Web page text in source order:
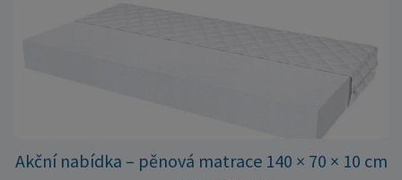
množství kusů, proto můžeme objednávky rychle expedovat.
Vyberte si vhodný rozměr a dopřejte své matraci kvalitní
podklad za výhodnou cenu.
Akční nabídka – pěnová matrace 140 × 70 × 10 cm